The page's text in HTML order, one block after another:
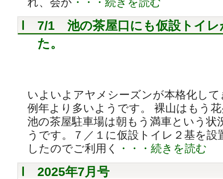
7/1 池の茶屋口にも仮設トイレ
た。
いよいよアヤメシーズンが本格化し
例年より多いようです。 裸山はもう
池の茶屋駐車場は朝もう満車という状
うです。７／１に仮設トイレ２基を
したのでご利用く
・・・続きを読む
2025年7月号